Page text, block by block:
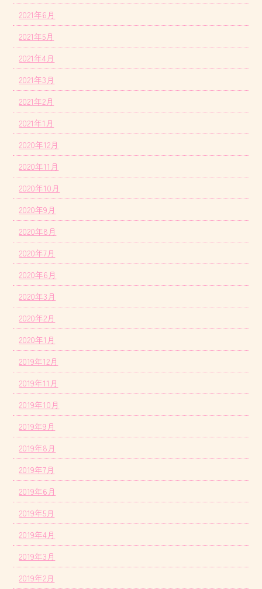
2021年6月
2021年5月
2021年4月
2021年3月
2021年2月
2021年1月
2020年12月
2020年11月
2020年10月
2020年9月
2020年8月
2020年7月
2020年6月
2020年3月
2020年2月
2020年1月
2019年12月
2019年11月
2019年10月
2019年9月
2019年8月
2019年7月
2019年6月
2019年5月
2019年4月
2019年3月
2019年2月